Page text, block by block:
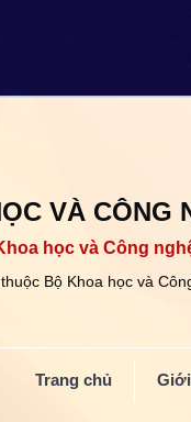
VÀ CÔNG
học và Công
Bộ Khoa học và
Trang chủ